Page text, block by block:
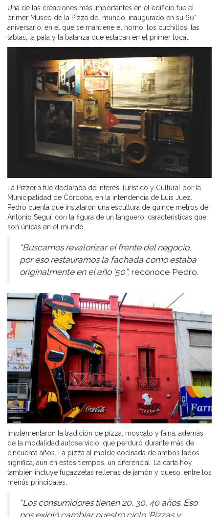
Una de las creaciones más importantes en el edificio fue el
primer Museo de la Pizza del mundo, inaugurado en su 60°
aniversario, en el que se mantiene el horno, los cuchillos, las
tablas, la pala y la balanza que estaban en el primer local.
La Pizzería fue declarada de Interés Turístico y Cultural por la
Municipalidad de Córdoba, en la intendencia de Luis Juez.
Pedro cuenta que instalaron una escultura de quince metros de
Antonio Seguí, con la figura de un tanguero, características que
son únicas en el mundo.
“Buscamos revalorizar el frente del negocio,
por eso restauramos la fachada como estaba
originalmente en el año ‘50”, reconoce Pedro.
Implementaron la tradición de pizza, moscato y fainá, además
de la modalidad autoservicio, que perduró durante más de
cincuenta años. La pizza al molde cocinada de ambos lados
significa, aún en estos tiempos, un diferencial. La carta hoy
también incluye fugazzetas rellenas de jamón y queso, entre los
menús principales.
“Los consumidores tienen 20, 30, 40 años. Eso
nos exigió cambiar nuestro ciclo ‘Pizzas y